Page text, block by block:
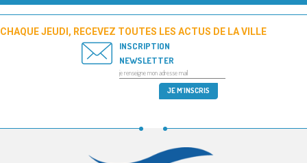
CHAQUE JEUDI, RECEVEZ TOUTES LES ACTUS DE LA VILLE
INSCRIPTION
NEWSLETTER